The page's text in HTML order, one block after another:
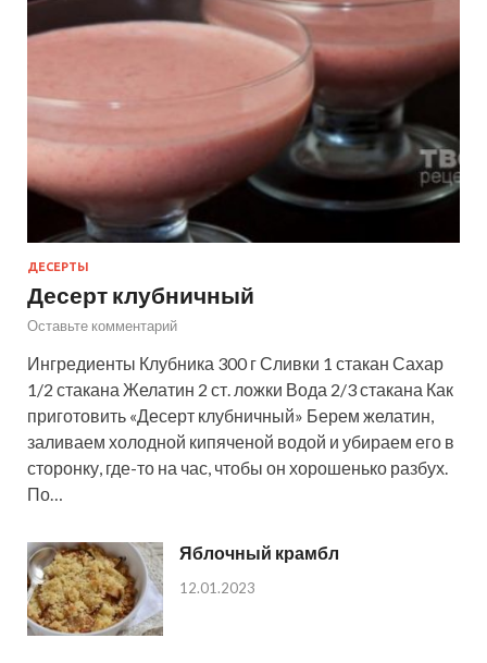
ДЕСЕРТЫ
Десерт клубничный
Оставьте комментарий
Ингредиенты Клубника 300 г Сливки 1 стакан Сахар
1/2 стакана Желатин 2 ст. ложки Вода 2/3 стакана Как
приготовить «Десерт клубничный» Берем желатин,
заливаем холодной кипяченой водой и убираем его в
сторонку, где-то на час, чтобы он хорошенько разбух.
По…
Яблочный крамбл
12.01.2023